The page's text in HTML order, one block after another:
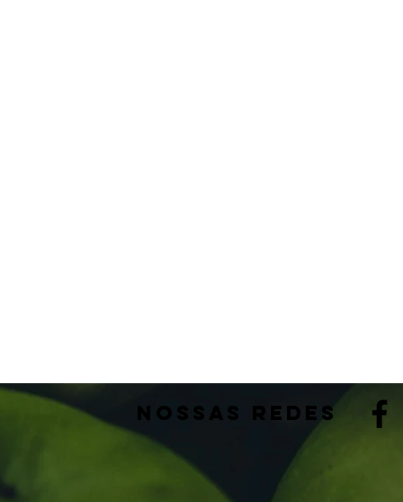
nossas redes